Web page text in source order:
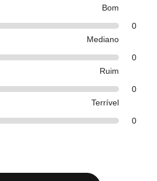
Bom
0
Mediano
0
Ruim
0
Terrível
0